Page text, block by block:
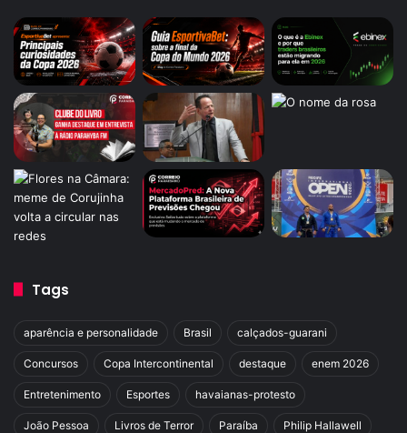
Tags
aparência e personalidade Brasil calçados-guarani
Concursos Copa Intercontinental destaque enem 2026
Entretenimento Esportes havaianas-protesto
João Pessoa Livros de Terror Paraíba Philip Hallawell